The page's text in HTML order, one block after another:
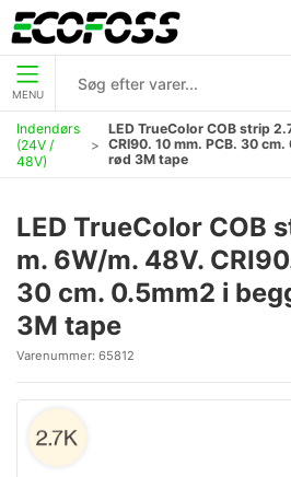
MENU
Indendørs
(24V /
48V)
LED TrueColor COB strip
CRI90. 10 mm. PCB. 30
rød 3M tape
LED TrueColor COB
m. 6W/m. 48V.
30 cm. 0.5mm2 i
3M tape
Varenummer: 65812